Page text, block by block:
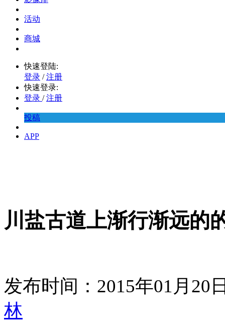
活动
商城
快速登陆:
登录 / 注册
快速登录:
登录 / 注册
投稿
APP
川盐古道上渐行渐远的
发布时间：2015年01月20
林